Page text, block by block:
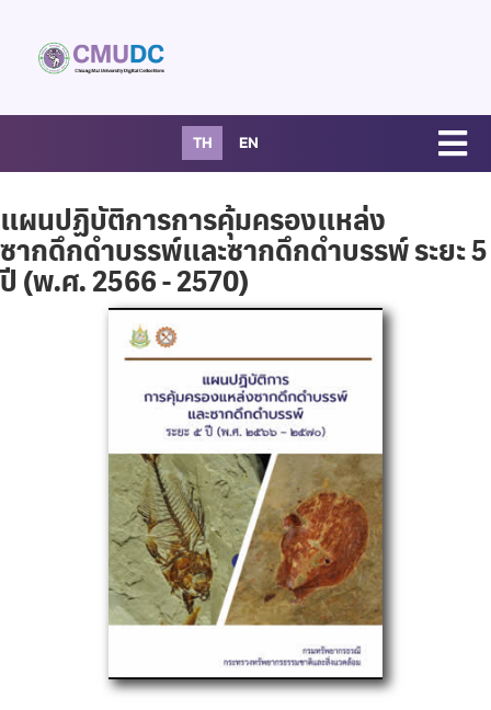
TH EN
แผนปฏิบัติการการคุ้มครองแหล่ง
ซากดึกดำบรรพ์และซากดึกดำบรรพ์ ระยะ 5
ปี (พ.ศ. 2566 - 2570)